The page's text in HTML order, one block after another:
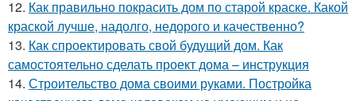
12. Как правильно покрасить дом по старой краске. Какой
краской лучше, надолго, недорого и качественно?
13. Как спроектировать свой будущий дом. Как
самостоятельно сделать проект дома – инструкция
14. Строительство дома своими руками. Постройка